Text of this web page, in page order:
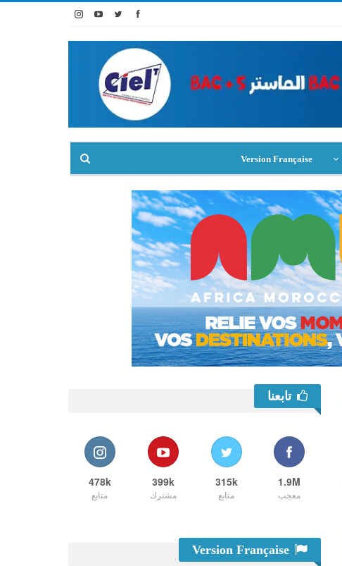
Version Française
تابعنا
1.9M
معجب
315k
متابع
399k
مشترك
478k
متابع